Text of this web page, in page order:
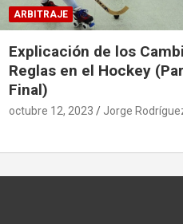
ARBITRAJE
Explicación de los
Reglas en el Hockey
Final)
octubre 12, 2023 Jorge